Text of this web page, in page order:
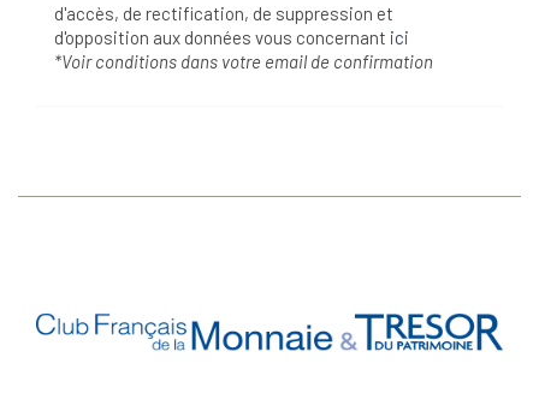
d'accès, de rectification, de suppression et
d'opposition aux données vous concernant ici
*Voir conditions dans votre email de confirmation